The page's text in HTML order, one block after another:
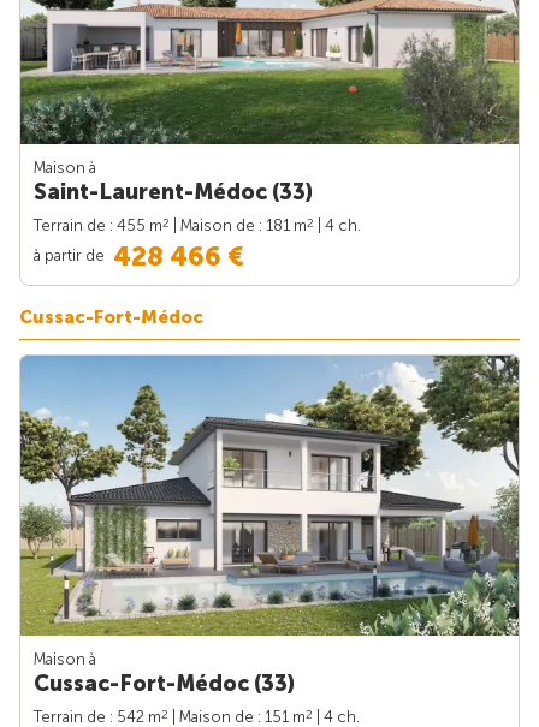
Maison à
Saint-Laurent-Médoc (33)
Terrain de : 455 m2 | Maison de : 181 m2
| 4 ch.
à partir de 428 466 €
Cussac-Fort-Médoc
Maison à
Cussac-Fort-Médoc (33)
Terrain de : 542 m2 | Maison de : 151 m2
| 4 ch.